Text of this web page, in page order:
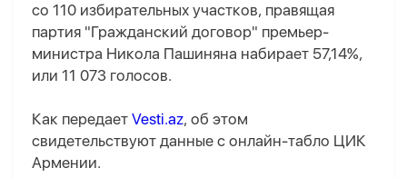
со 110 избирательных участков, правящая
партия "Гражданский договор" премьер-
министра Никола Пашиняна набирает 57,14%,
или 11 073 голосов.
Как передает Vesti.az, об этом
свидетельствуют данные с онлайн-табло ЦИК
Армении.